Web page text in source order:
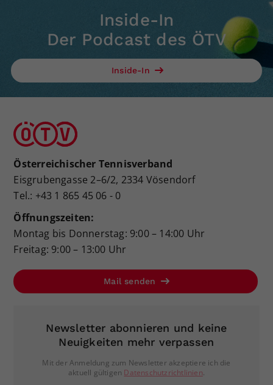
Inside-In
Der Podcast des ÖTV
Inside-In
Österreichischer Tennisverband
Eisgrubengasse 2–6/2, 2334 Vösendorf
Tel.: +43 1 865 45 06 - 0
Öffnungszeiten:
Montag bis Donnerstag: 9:00 – 14:00 Uhr
Freitag: 9:00 – 13:00 Uhr
Mail senden
Newsletter abonnieren und keine
Neuigkeiten mehr verpassen
Mit der Anmeldung zum Newsletter akzeptiere ich die
aktuell gültigen Datenschutzrichtlinien.